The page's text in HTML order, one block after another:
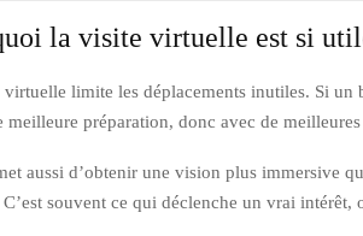
la visite virtuelle est si
limite les déplacements inutiles. Si un
meilleure préparation, donc avec de meilleures
aussi d’obtenir une vision plus immersive
C’est souvent ce qui déclenche un vrai